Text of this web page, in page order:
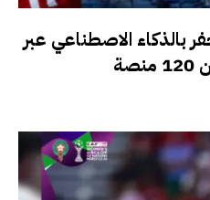
بالذكاء الاصطناعي عبر